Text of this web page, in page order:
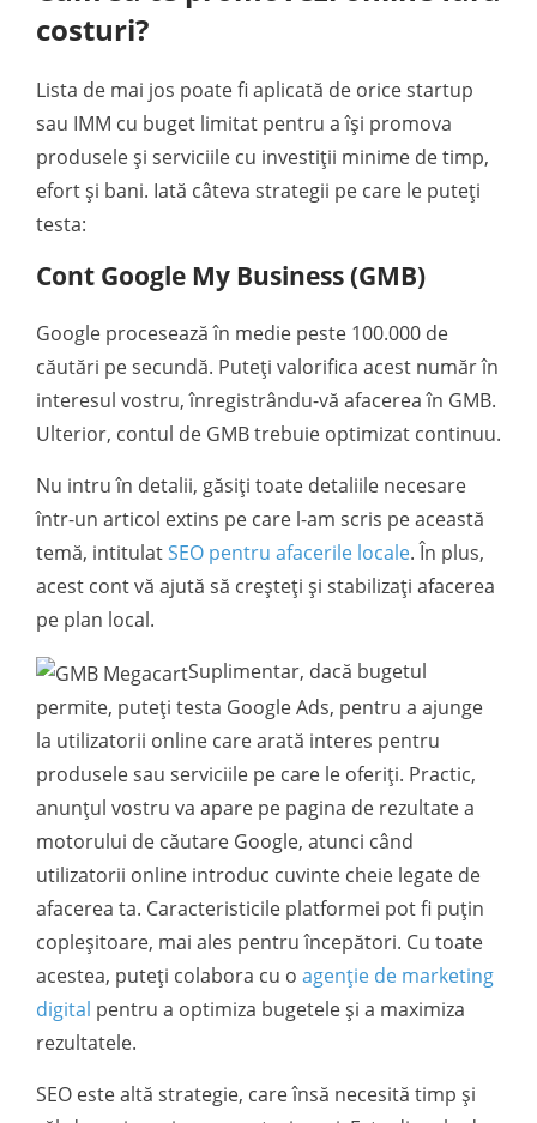
costuri?
Lista de mai jos poate fi aplicată de orice startup
sau IMM cu buget limitat pentru a își promova
produsele și serviciile cu investiții minime de timp,
efort și bani. Iată câteva strategii pe care le puteți
testa:
Cont Google My Business (GMB)
Google procesează în medie peste 100.000 de
căutări pe secundă. Puteți valorifica acest număr în
interesul vostru, înregistrându-vă afacerea în GMB.
Ulterior, contul de GMB trebuie optimizat continuu.
Nu intru în detalii, găsiți toate detaliile necesare
într-un articol extins pe care l-am scris pe această
temă, intitulatSEO pentru afacerile locale. În plus,
acest cont vă ajută să creșteți și stabilizați afacerea
pe plan local.
Suplimentar, dacă bugetul
permite, puteți testa Google Ads, pentru a ajunge
la utilizatorii online care arată interes pentru
produsele sau serviciile pe care le oferiți. Practic,
anunțul vostru va apare pe pagina de rezultate a
motorului de căutare Google, atunci când
utilizatorii online introduc cuvinte cheie legate de
afacerea ta. Caracteristicile platformei pot fi puțin
copleșitoare, mai ales pentru începători. Cu toate
acestea, puteți colabora cu o agenție de marketing
digital pentru a optimiza bugetele și a maximiza
rezultatele.
SEO este altă strategie, care însă necesită timp și